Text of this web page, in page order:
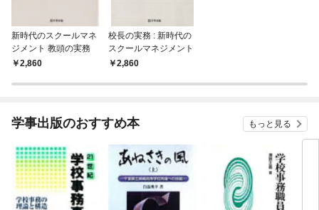
新時代のスクールマネ
ジメント 教頭の実務
2,860
校長の実務 : 新時代の
スクールマネジメント
2,860
学事出版のおすすめ本 もっと見る